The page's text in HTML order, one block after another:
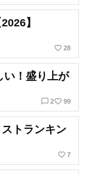
】
favorite_border 28
い！盛り上が
chat_bubble_outline 2favorite_border 99
トランキン
favorite_border 7